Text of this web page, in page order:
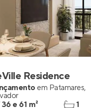
Residence
em Patamares,
36 e 61 m²
1